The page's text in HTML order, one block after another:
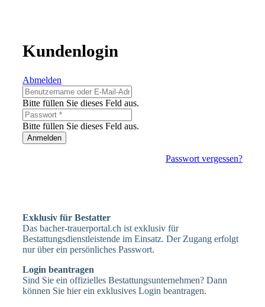
Kundenlogin
Abmelden
Bitte füllen Sie dieses Feld aus.
Bitte füllen Sie dieses Feld aus.
Anmelden
Passwort vergessen?
Exklusiv für Bestatter
Das bacher-trauerportal.ch ist exklusiv für
Bestattungsdienstleistende im Einsatz. Der Zugang erfolgt
nur über ein persönliches Passwort.
Login beantragen
Sind Sie ein offizielles Bestattungsunternehmen? Dann
können Sie hier ein exklusives Login beantragen.